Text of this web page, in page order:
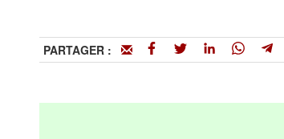
PARTAGER :